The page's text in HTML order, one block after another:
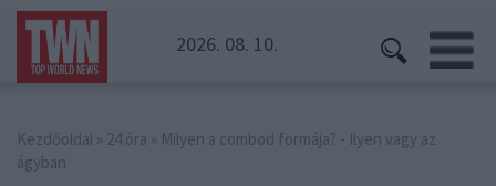
2026. 08. 10.
Kezdőoldal » 24 óra » Milyen a combod formája? - Ilyen vagy az
ágyban